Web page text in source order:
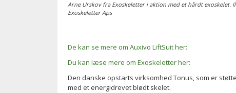
Arne Urskov fra Exoskeletter i aktion med et hårdt exoskelet.
Exoskeletter Aps
De kan se mere om Auxivo LiftSuit her:
Du kan læse mere om Exoskeletter her:
Den danske opstarts virksomhed Tonus, som er
med et energidrevet blødt skelet.